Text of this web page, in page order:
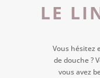
LE
Vous hésitez
de douche ?
vous avez